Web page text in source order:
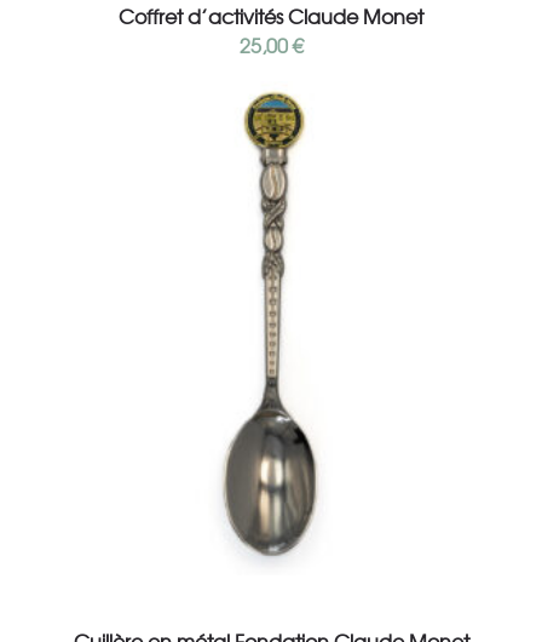
Coffret d’activités Claude Monet
25,00€